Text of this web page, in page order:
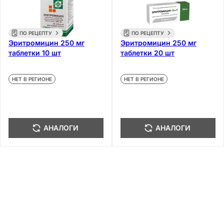
ПО РЕЦЕПТУ
Эритромицин 250 мг
таблетки 10 шт
НЕТ В РЕГИОНЕ
АНАЛОГИ
ПО РЕЦЕПТУ
Эритромицин 250 мг
таблетки 20 шт
НЕТ В РЕГИОНЕ
АНАЛОГИ